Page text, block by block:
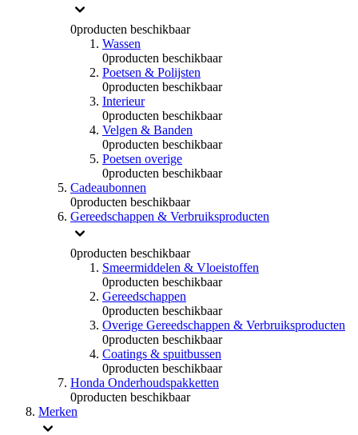
0producten beschikbaar
Wassen
0producten beschikbaar
Poetsen & Polijsten
0producten beschikbaar
Interieur
0producten beschikbaar
Velgen & Banden
0producten beschikbaar
Poetsen overige
0producten beschikbaar
Cadeaubonnen
0producten beschikbaar
Gereedschappen & Verbruiksproducten
0producten beschikbaar
Smeermiddelen & Vloeistoffen
0producten beschikbaar
Gereedschappen
0producten beschikbaar
Overige Gereedschappen & Verbruiksproducten
0producten beschikbaar
Coatings & spuitbussen
0producten beschikbaar
Honda Onderhoudspakketten
0producten beschikbaar
Merken